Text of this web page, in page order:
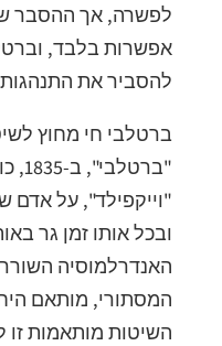
לפשרה, אך ההסבר
אפשרות בלבד,
להסביר את
ובכל אותו זמן גר
האנדרלמוסיה
המסתורי, מותאם
השיטות מותאמות זו